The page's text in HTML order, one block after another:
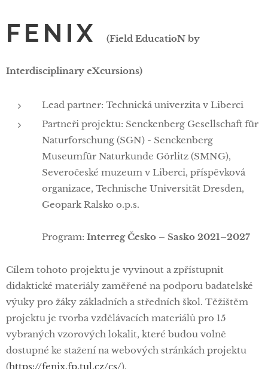
FENIX (Field EducatioN by
Interdisciplinary eXcursions)
Lead partner: Technická univerzita v Liberci
Partneři projektu: Senckenberg Gesellschaft für
Naturforschung (SGN) - Senckenberg
Museumfür Naturkunde Görlitz (SMNG),
Severočeské muzeum v Liberci, příspěvková
organizace, Technische Universität Dresden,
Geopark Ralsko o.p.s.
Program: Interreg Česko – Sasko 2021–2027
Cílem tohoto projektu je vyvinout a zpřístupnit
didaktické materiály zaměřené na podporu badatelské
výuky pro žáky základních a středních škol. Těžištěm
projektu je tvorba vzdělávacích materiálů pro 15
vybraných vzorových lokalit, které budou volně
dostupné ke stažení na webových stránkách projektu
(https://fenix.fp.tul.cz/cs/).